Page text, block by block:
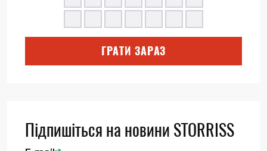
ГРАТИ ЗАРАЗ
Підпишіться на новини STORRISS